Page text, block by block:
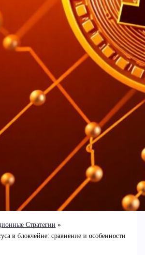
Стратегии
в блокчейне: сравнение и особенности